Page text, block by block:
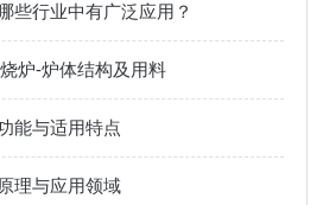
些行业中有广泛应用？
炉-炉体结构及用料
能与适用特点
理与应用领域